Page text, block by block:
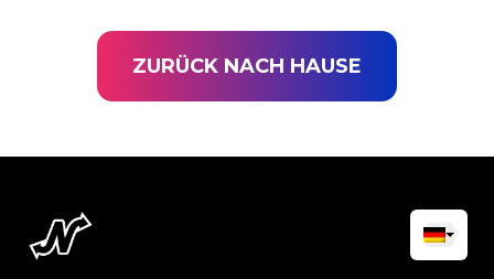
ZURÜCK NACH HAUSE